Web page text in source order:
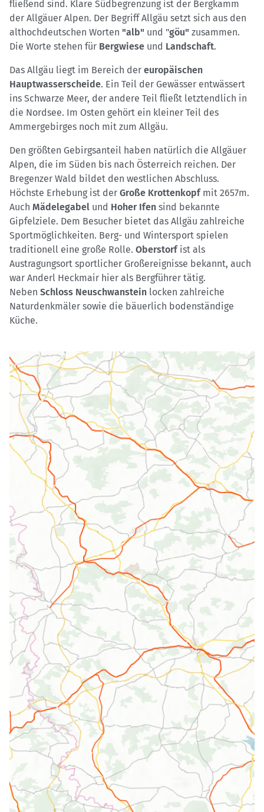
fließend sind. Klare Südbegrenzung ist der Bergkamm
der Allgäuer Alpen. Der Begriff Allgäu setzt sich aus den
althochdeutschen Worten "alb" und "göu" zusammen.
Die Worte stehen für Bergwiese und Landschaft.
Das Allgäu liegt im Bereich der europäischen
Hauptwasserscheide. Ein Teil der Gewässer entwässert
ins Schwarze Meer, der andere Teil fließt letztendlich in
die Nordsee. Im Osten gehört ein kleiner Teil des
Ammergebirges noch mit zum Allgäu.
Den größten Gebirgsanteil haben natürlich die Allgäuer
Alpen, die im Süden bis nach Österreich reichen. Der
Bregenzer Wald bildet den westlichen Abschluss.
Höchste Erhebung ist der Große Krottenkopfmit 2657m.
Auch Mädelegabel und Hoher Ifen sind bekannte
Gipfelziele. Dem Besucher bietet das Allgäu zahlreiche
Sportmöglichkeiten. Berg- und Wintersport spielen
traditionell eine große Rolle. Oberstorfist als
Austragungsort sportlicher Großereignisse bekannt, auch
war Anderl Heckmair hier als Bergführer tätig.
Neben Schloss Neuschwanstein locken zahlreiche
Naturdenkmäler sowie die bäuerlich bodenständige
Küche.